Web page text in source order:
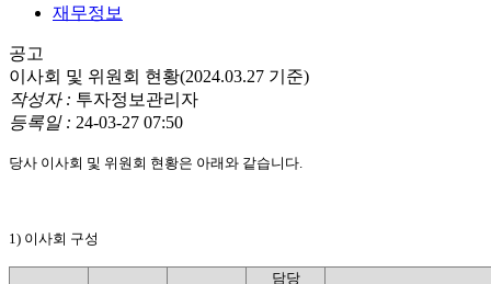
재무정보
공고
이사회 및 위원회 현황(2024.03.27 기준)
작성자 : 투자정보관리자
등록일 : 24-03-27 07:50
당사 이사회 및 위원회 현황은 아래와 같습니다.
1) 이사회 구성
담당